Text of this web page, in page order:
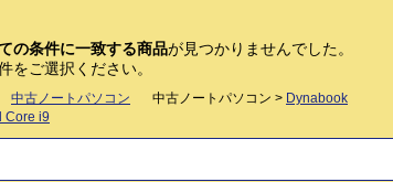
の条件に一致する商品が見つかりませんでした。
をご選択ください。
中古ノートパソコン 中古ノートパソコン > Dynabook
Core i9